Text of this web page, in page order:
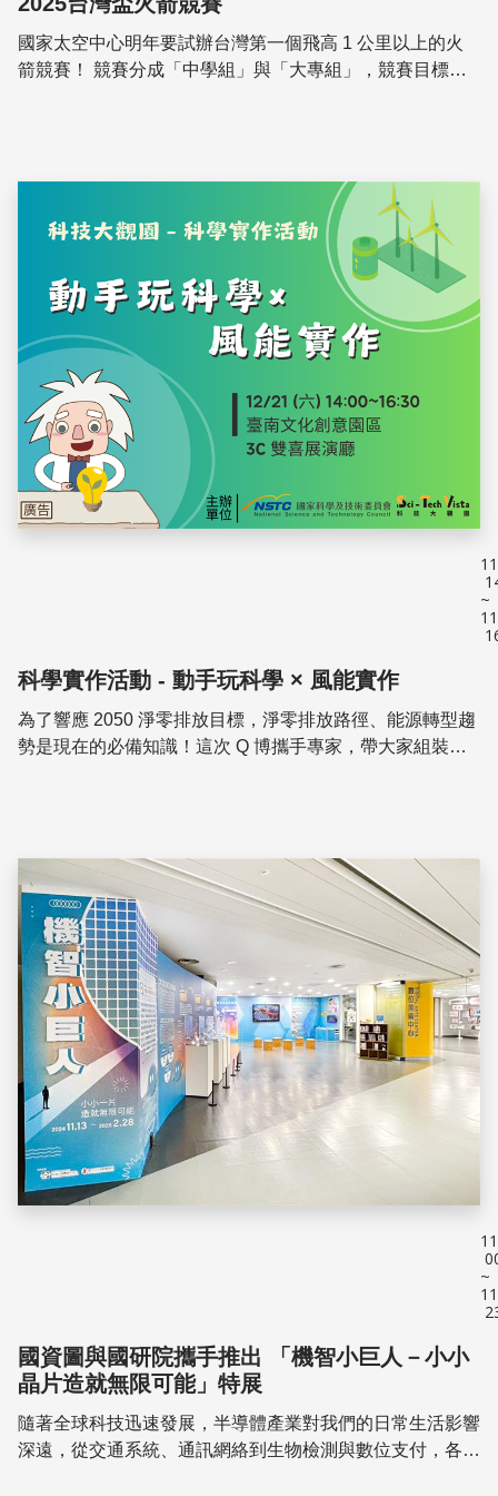
​國家太空中心明年要試辦台灣第一個飛高 1 公里以上的火
箭競賽！ ​競賽分成「中學組」與「大專組」，競賽目標為
~
科學實作活動 - 動手玩科學 × 風能實作
為了響應 2050 淨零排放目標，淨零排放路徑、能源轉型趨
勢是現在的必備知識！這次 Q 博攜手專家，帶大家組裝小
~
國資圖與國研院攜手推出 「機智小巨人－小小
晶片造就無限可能」特展
隨著全球科技迅速發展，半導體產業對我們的日常生活影響
深遠，從交通系統、通訊網絡到生物檢測與數位支付，各行